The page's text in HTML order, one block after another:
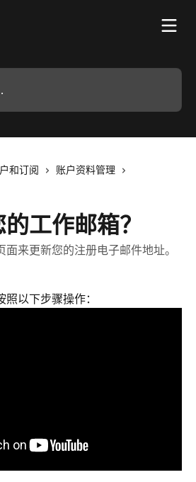
和订阅
账户资料管理
工作邮箱？
来更新您的注册电子邮件地址。
以下步骤操作：